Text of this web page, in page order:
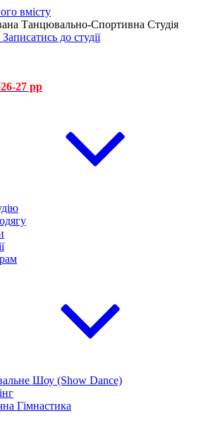
вмісту
Танцювально-Спортивна Студія
Записатись до студії
27 рр
Шоу (Show Dance)
Гімнастика